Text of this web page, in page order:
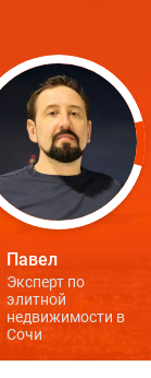
Павел
Эксперт по
элитной
недвижимости в
Сочи